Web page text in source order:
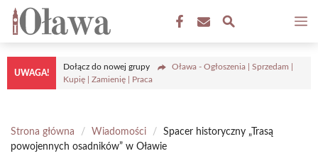
Przejdź
treści
UWAGA!
Dołącz do nowej grupy
Oława - Ogłoszenia | Sprzedam |
Kupię | Zamienię | Praca
Strona główna / Wiadomości /
Spacer historyczny „Trasą
powojennych osadników” w Oławie